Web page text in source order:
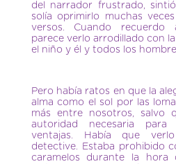
del narrador frustrado,
solía oprimirlo muchas
versos. Cuando recuerdo
parece verlo arrodillado con
el niño y él y todos los
Pero había ratos en que la
alma como el sol por las
más entre nosotros, salvo
autoridad necesaria para
ventajas. Había que
detective. Estaba prohibido
caramelos durante la hora